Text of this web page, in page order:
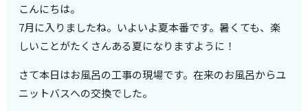
こんにちは。
7月に入りましたね。いよいよ夏本番です。暑くても、楽
しいことがたくさんある夏になりますように！
さて本日はお風呂の工事の現場です。在来のお風呂からユ
ニットバスへの交換でした。